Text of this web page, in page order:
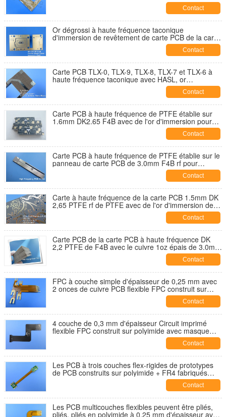
Contact
Or dégrossi à haute fréquence taconique
d'immersion de revêtement de carte PCB de la carte
Contact
Carte PCB TLX-0, TLX-9, TLX-8, TLX-7 et TLX-6 à
haute fréquence taconique avec HASL, or
Contact
Carte PCB à haute fréquence de PTFE établie sur
1.6mm DK2.65 F4B avec de l'or d'immersion pour
Contact
Carte PCB à haute fréquence de PTFE établie sur le
panneau de carte PCB de 3.0mm F4B rf pour
Contact
Carte à haute fréquence de la carte PCB 1.5mm DK
2,65 PTFE rf de PTFE avec de l'or d'immersion de
Contact
Carte PCB de la carte PCB à haute fréquence DK
2,2 PTFE de F4B avec le cuivre 1oz épais de 3.0mm
et HASL sans plomb pour l'antenne de correction
Contact
FPC à couche simple d'épaisseur de 0,25 mm avec
2 onces de cuivre PCB flexible FPC construit sur
polyimide avec plaque dorée échantillon FPC
Contact
4 couche de 0,3 mm d'épaisseur Circuit imprimé
flexible FPC construit sur polyimide avec masque
Contact
Les PCB à trois couches flex-rigides de prototypes
de PCB construits sur polyimide + FR4 fabriqués
selon la classe IPC 6012 sont appliqués pour le
Contact
Les PCB multicouches flexibles peuvent être pliés,
pliés, pliés en polyimide à 0,25 mm d'épaisseur avec